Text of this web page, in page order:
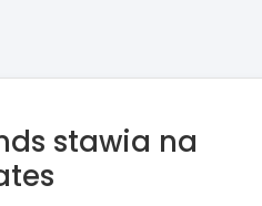
kupić Żabkę